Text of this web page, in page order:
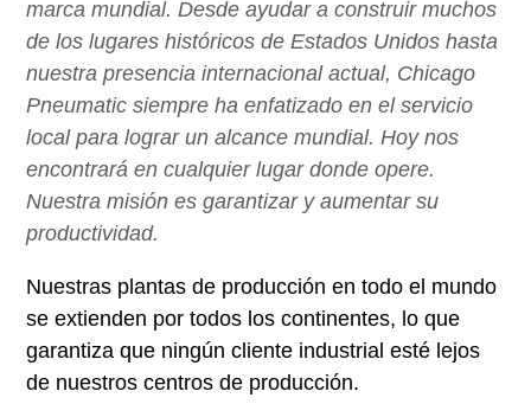
marca mundial. Desde ayudar a construir muchos
de los lugares históricos de Estados Unidos hasta
nuestra presencia internacional actual, Chicago
Pneumatic siempre ha enfatizado en el servicio
local para lograr un alcance mundial. Hoy nos
encontrará en cualquier lugar donde opere.
Nuestra misión es garantizar y aumentar su
productividad.
Nuestras plantas de producción en todo el mundo
se extienden por todos los continentes, lo que
garantiza que ningún cliente industrial esté lejos
de nuestros centros de producción.